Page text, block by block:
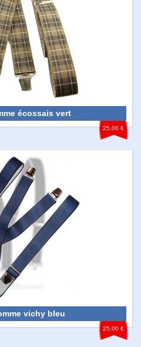
écossais vert
25,00 €
vichy bleu
25,00 €